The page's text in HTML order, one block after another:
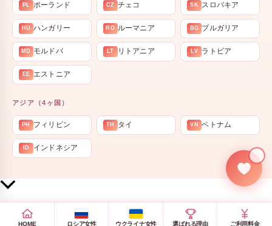
PL ポーランド CZ チェコ SK スロバキア
HU ハンガリー RO ルーマニア BG ブルガリア
MD モルドバ LT リトアニア LV ラトビア
EE エストニア
アジア（4ヶ国）
PH フィリピン TH タイ VN ベトナム
ID インドネシア
部
へ
HOME ロシア女性 ウクライナ女性 選ばれる理由 ご利用料金
💍